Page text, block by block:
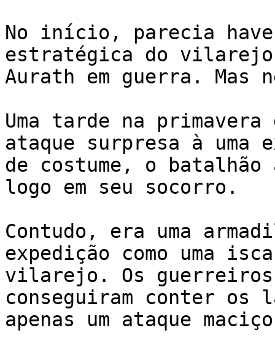
No início, parecia
estratégica do vilarejo
Aurath em guerra. Mas
Uma tarde na
ataque surpresa à uma
de costume, o
logo em seu socorro.
Contudo, era uma
expedição como uma
vilarejo. Os guerreiros
conseguiram conter os
apenas um ataque